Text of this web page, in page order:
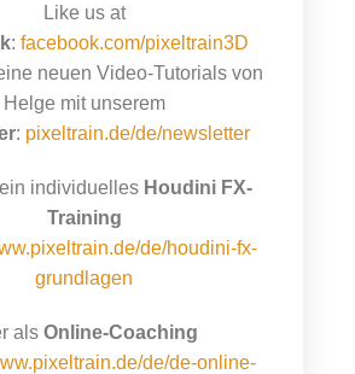
Like us at
:facebook.com/pixeltrain3D
neuen Video-Tutorials von
Helge mit unserem
: pixeltrain.de/de/newsletter
individuelles Houdini FX-
Training
de/houdini-fx-
grundlagen
als Online-Coaching
de/de-online-